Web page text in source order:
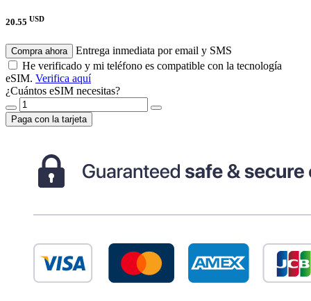
20.55 USD
Compra ahora
Entrega inmediata por email y SMS
He verificado y mi teléfono es compatible con la tecnología
eSIM. Verifica aquí
¿Cuántos eSIM necesitas?
Paga con la tarjeta